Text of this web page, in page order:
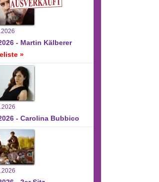
- Martin Kälberer
»
- Carolina Bubbico